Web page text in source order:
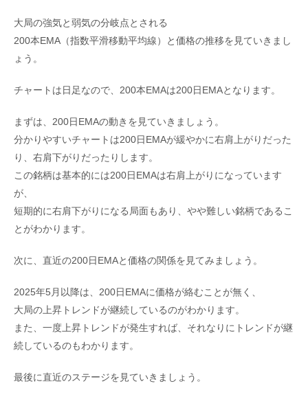
大局の強気と弱気の分岐点とされる
200本EMA（指数平滑移動平均線）と価格の推移を見ていきまし
ょう。
チャートは日足なので、200本EMAは200日EMAとなります。
まずは、200日EMAの動きを見ていきましょう。
分かりやすいチャートは200日EMAが緩やかに右肩上がりだった
り、右肩下がりだったりします。
この銘柄は基本的には200日EMAは右肩上がりになっています
が、
短期的に右肩下がりになる局面もあり、やや難しい銘柄であるこ
とがわかります。
次に、直近の200日EMAと価格の関係を見てみましょう。
2025年5月以降は、200日EMAに価格が絡むことが無く、
大局の上昇トレンドが継続しているのがわかります。
また、一度上昇トレンドが発生すれば、それなりにトレンドが継
続しているのもわかります。
最後に直近のステージを見ていきましょう。